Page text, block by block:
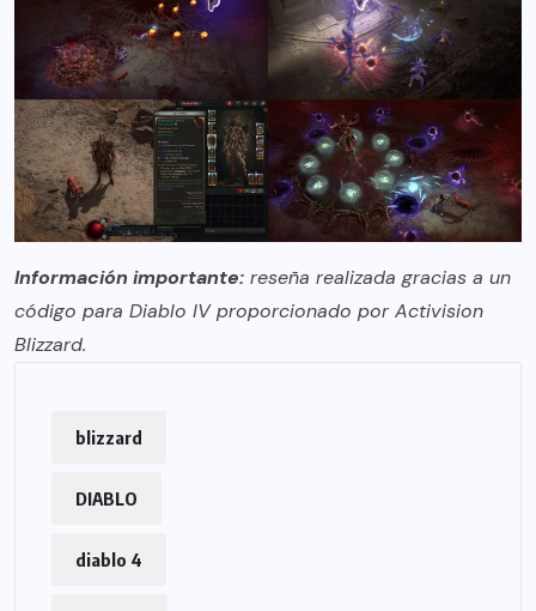
Información importante: reseña realizada gracias a un
código para Diablo IV proporcionado por Activision
Blizzard.
blizzard
DIABLO
diablo 4